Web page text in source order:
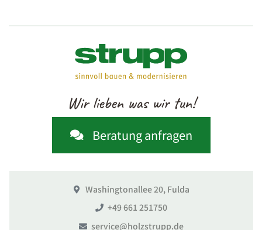
Wir lieben was wir tun!
Beratung anfragen
Washingtonallee 20, Fulda
+49 661 251750
service@holzstrupp.de